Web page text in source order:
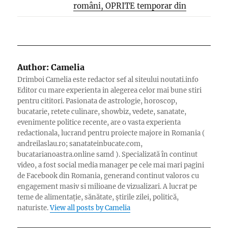
români, OPRITE temporar din
vânzare. Motivul...
Author: Camelia
Drimboi Camelia este redactor sef al siteului noutati.info
Editor cu mare experienta in alegerea celor mai bune stiri
pentru cititori. Pasionata de astrologie, horoscop,
bucatarie, retete culinare, showbiz, vedete, sanatate,
evenimente politice recente, are o vasta experienta
redactionala, lucrand pentru proiecte majore in Romania (
andreilaslau.ro; sanatateinbucate.com,
bucatarianoastra.online samd ). Specializată în continut
video, a fost social media manager pe cele mai mari pagini
de Facebook din Romania, generand continut valoros cu
engagement masiv si milioane de vizualizari. A lucrat pe
teme de alimentație, sănătate, știrile zilei, politică,
naturiste.View all posts by Camelia